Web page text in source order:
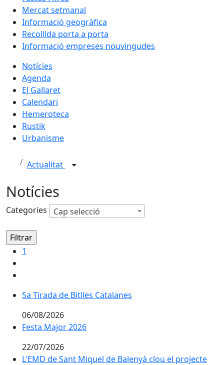
Mercat setmanal
Informació geogràfica
Recollida porta a porta
Informació empreses nouvingudes
Notícies
Agenda
El Gallaret
Calendari
Hemeroteca
Rustik
Urbanisme
Actualitat
Notícies
Categories Cap selecció
1
5a Tirada de Bitlles Catalanes
5a Tirada de Bitlles Catalanes
06/08/2026
Festa Major 2026
Festa Major 2026
22/07/2026
L'EMD de Sant Miquel de Balenyà clou el projecte
L'EMD de Sant Miquel de Balenyà clou el projecte